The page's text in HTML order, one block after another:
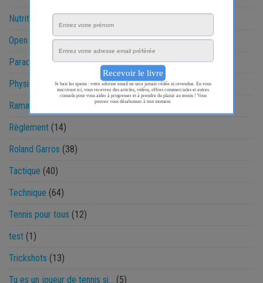
Nutrition
(3)
Open Sud de France(7)
Paradoxes
(8)
Physique
(48)
Ramasseur
Règlement (14)
Roland Garros (38)
Tactique (40)
Technique (64)
Tennis pour tous (12)
test (1)
Trickshots (13)
Tu es un joueur de tennis si… (5)